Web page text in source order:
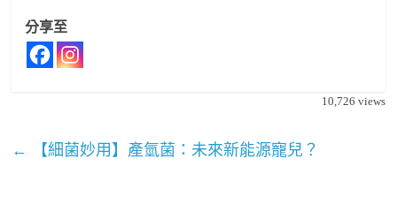
分享至
10,726 views
← 【細菌妙用】產氫菌：未來新能源寵兒？